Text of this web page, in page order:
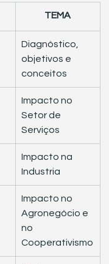
​TEMA
​Diagnóstico,
objetivos e
conceitos
​Impacto no
Setor de
Serviços
​Impacto na
Industria
​Impacto no
Agronegócio e
no
Cooperativismo